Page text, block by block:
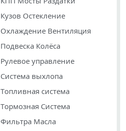
Кузов Остекление
Охлаждение Вентиляция
Подвеска Колёса
Рулевое управление
Система выхлопа
Топливная система
Тормозная Система
Фильтра Масла